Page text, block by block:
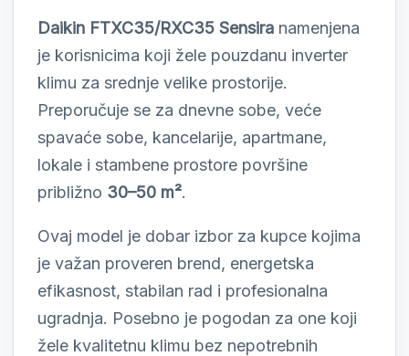
Daikin FTXC35/RXC35 Sensira namenjena
je korisnicima koji žele pouzdanu inverter
klimu za srednje velike prostorije.
Preporučuje se za dnevne sobe, veće
spavaće sobe, kancelarije, apartmane,
lokale i stambene prostore površine
približno 30–50 m².
Ovaj model je dobar izbor za kupce kojima
je važan proveren brend, energetska
efikasnost, stabilan rad i profesionalna
ugradnja. Posebno je pogodan za one koji
žele kvalitetnu klimu bez nepotrebnih